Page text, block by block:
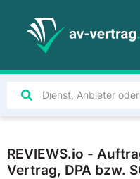
REVIEWS.io -
Vertrag, DPA bzw.